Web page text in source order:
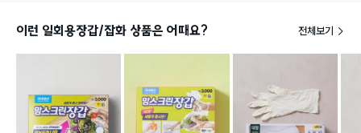
이런 일회용장갑/잡화 상품은 어때요? 전체보기